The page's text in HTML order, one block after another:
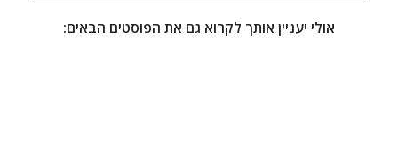
אולי יעניין אותך לקרוא גם את הפוסטים הבאים: